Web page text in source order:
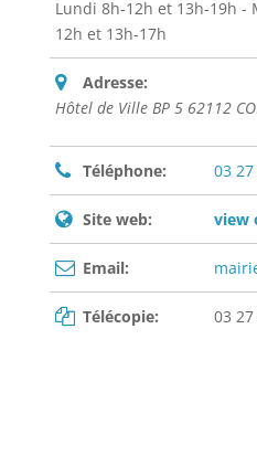
Lundi 8h-12h et 13h-19h -
12h et 13h-17h
Adresse:
Hôtel de Ville BP 5 62112
Téléphone: 03
Site web: view
Email:
Télécopie: 03 27